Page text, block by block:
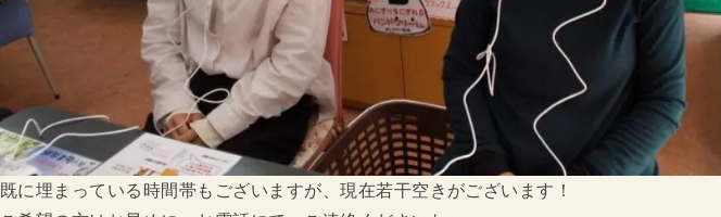
既に埋まっている時間帯もございますが、現在若干空きがございます！